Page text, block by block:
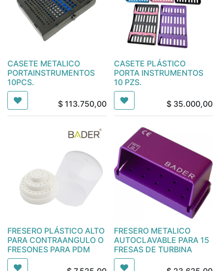
CASETE METALICO
PORTAINSTRUMENTOS
10PCS.
$ 113.750,00
CASETE PLÁSTICO
PORTA INSTRUMENTOS
10 PZS.
$ 35.000,00
FRESERO PLÁSTICO ALTO
PARA CONTRAANGULO O
FRESONES PARA PDM
FRESERO METALICO
AUTOCLAVABLE PARA 15
FRESAS DE TURBINA